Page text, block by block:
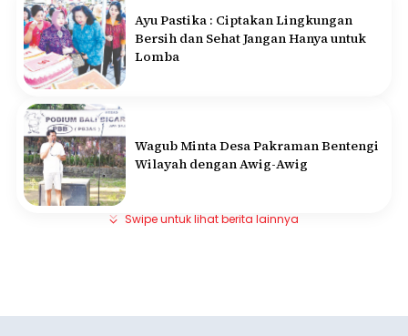
Ayu Pastika : Ciptakan Lingkungan
Bersih dan Sehat Jangan Hanya untuk
Lomba
Wagub Minta Desa Pakraman Bentengi
Wilayah dengan Awig-Awig
Swipe untuk lihat berita lainnya